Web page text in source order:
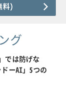
料)
グ
では防げな
ーAI」5つの